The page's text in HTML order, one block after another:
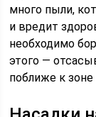
много пыли,
и вредит
необходимо
этого —
поближе к